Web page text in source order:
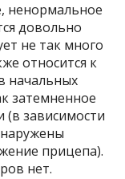
ненормальное
довольно
не так много
относится к
начальных
затемненное
(в зависимости
прицепа).
нет.